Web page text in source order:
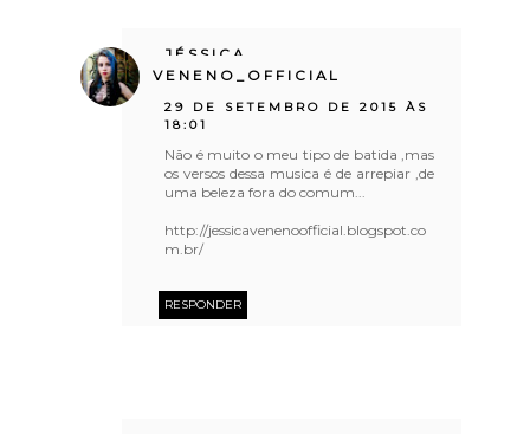
JÉSSICA
VENENO_OFFICIAL
29 DE SETEMBRO DE 2015 ÀS
18:01
Não é muito o meu tipo de batida ,mas
os versos dessa musica é de arrepiar ,de
uma beleza fora do comum...
http://jessicavenenoofficial.blogspot.co
m.br/
RESPONDER